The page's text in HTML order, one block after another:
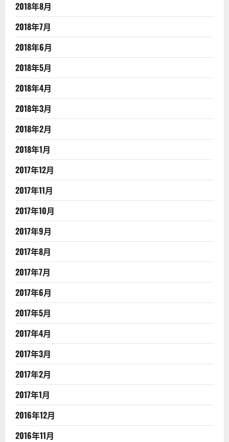
2018年8月
2018年7月
2018年6月
2018年5月
2018年4月
2018年3月
2018年2月
2018年1月
2017年12月
2017年11月
2017年10月
2017年9月
2017年8月
2017年7月
2017年6月
2017年5月
2017年4月
2017年3月
2017年2月
2017年1月
2016年12月
2016年11月